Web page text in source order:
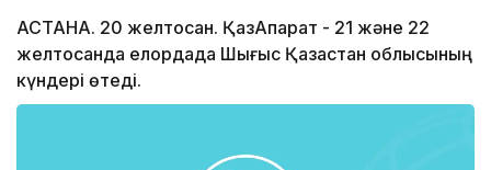
АСТАНА. 20 желтоқсан. ҚазАқпарат - 21 және 22
желтоқсанда елордада Шығыс Қазақстан облысының
күндері өтеді.